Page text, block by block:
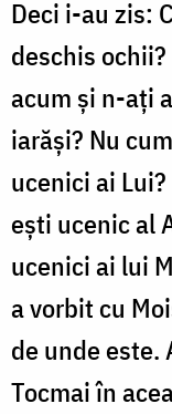
Deci i-au zis:
deschis
acum și n-ați
iarăși? Nu
ucenici ai
ești ucenic al
ucenici ai lui
a vorbit cu
de unde este.
Tocmai în